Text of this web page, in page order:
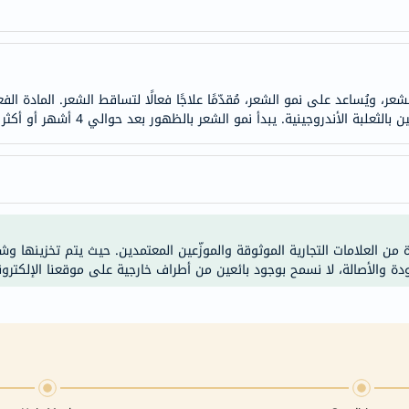
NMN
essence
Biochem
SVR
honey
الصحة
أساسيات
باقة
الشعر بالظهور بعد حوالي 4 أشهر أو أكثر من الاستخدام، وتختلف النتائج من مريض لآخر.
من العلامات التجارية الموثوقة والموزّعين المعتمدين. حيث يتم تخزينها
والأصالة، لا نسمح بوجود بائعين من أطراف خارجية على موقعنا